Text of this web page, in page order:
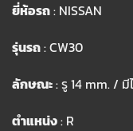
ยี่ห้อรถ: NISSAN
รุ่นรถ: CW30
ลักษณะ: รู 14 mm. /
ตำแหน่ง: R